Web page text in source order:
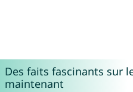
Des faits fascinants sur
maintenant